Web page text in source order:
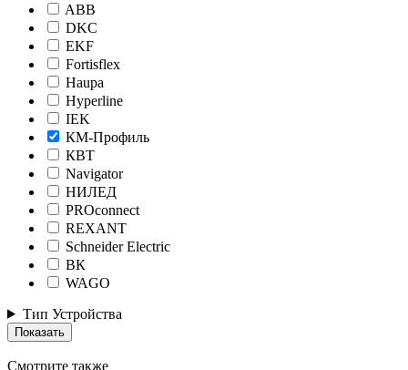
ABB
DKC
EKF
Fortisflex
Haupa
Hyperline
IEK
КМ-Профиль
КВТ
Navigator
НИЛЕД
PROconnect
REXANT
Schneider Electric
ВК
WAGO
Тип Устройства
Смотрите также